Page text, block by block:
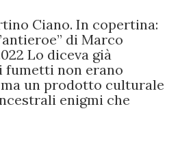
Ciano. In copertina:
di Marco
Lo diceva già
fumetti non erano
un prodotto culturale
enigmi che